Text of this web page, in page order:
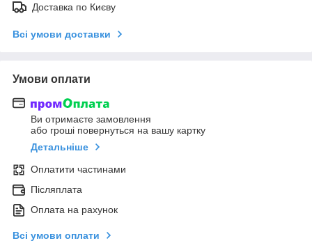
Доставка по Києву
Всі умови доставки
Умови оплати
Ви отримаєте замовлення
або гроші повернуться на вашу картку
Детальніше
Оплатити частинами
Післяплата
Оплата на рахунок
Всі умови оплати